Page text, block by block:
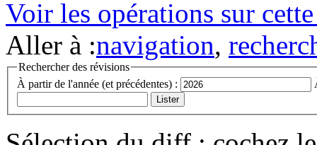
Voir les opérations sur
Aller à :navigation,
Rechercher des révisions
À partir de l'année (et précédentes) :